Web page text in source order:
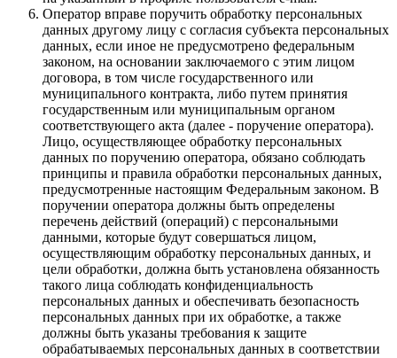
Оператор вправе поручить обработку персональных
данных другому лицу с согласия субъекта персональных
данных, если иное не предусмотрено федеральным
законом, на основании заключаемого с этим лицом
договора, в том числе государственного или
муниципального контракта, либо путем принятия
государственным или муниципальным органом
соответствующего акта (далее - поручение оператора).
Лицо, осуществляющее обработку персональных
данных по поручению оператора, обязано соблюдать
принципы и правила обработки персональных данных,
предусмотренные настоящим Федеральным законом. В
поручении оператора должны быть определены
перечень действий (операций) с персональными
данными, которые будут совершаться лицом,
осуществляющим обработку персональных данных, и
цели обработки, должна быть установлена обязанность
такого лица соблюдать конфиденциальность
персональных данных и обеспечивать безопасность
персональных данных при их обработке, а также
должны быть указаны требования к защите
обрабатываемых персональных данных в соответствии